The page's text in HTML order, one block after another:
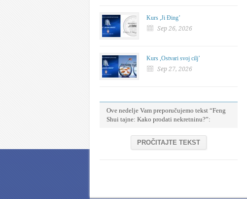
Kurs ,Ji Đing’
Sep 26, 2026
Kurs ,Ostvari svoj cilj’
Sep 27, 2026
Ove nedelje Vam preporučujemo tekst “Feng
Shui tajne: Kako prodati nekretninu?”:
PROČITAJTE TEKST